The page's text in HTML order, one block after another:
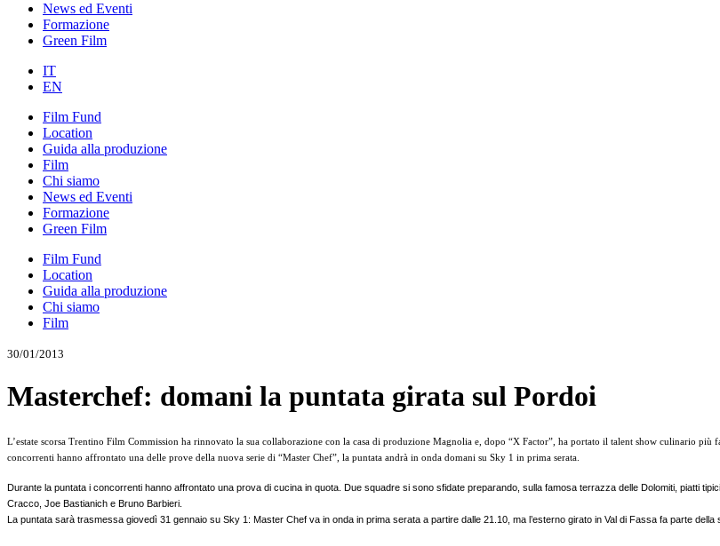
News ed Eventi
Formazione
Green Film
IT
EN
Film Fund
Location
Guida alla produzione
Film
Chi siamo
News ed Eventi
Formazione
Green Film
Film Fund
Location
Guida alla produzione
Chi siamo
Film
30/01/2013
Masterchef: domani la puntata girata sul Pordoi
L’estate scorsa Trentino Film Commission ha rinnovato la sua collaborazione con la casa di produzione Magnolia e, dopo “X Factor”, ha portato il talent show culinario
concorrenti hanno affrontato una delle prove della nuova serie di “Master Chef”, la puntata andrà in onda domani su Sky 1 in prima serata.
Durante la puntata i concorrenti hanno affrontato una prova di cucina in quota. Due squadre si sono sfidate preparando, sulla famosa terrazza delle Dolomiti, piatti
Cracco, Joe Bastianich e Bruno Barbieri.
La puntata sarà trasmessa giovedì 31 gennaio su Sky 1: Master Chef va in onda in prima serata a partire dalle 21.10, ma l’esterno girato in Val di Fassa fa parte